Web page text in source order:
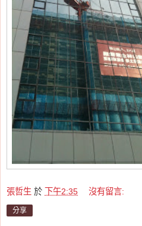
張哲生 於 下午2:35 沒有留言:
分享